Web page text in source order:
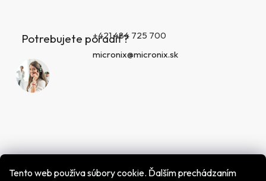
Tento web používa súbory cookie. Ďalším prechádzaním
Potrebujete poradiť?+421 484 725 700
micronix@micronix.sk